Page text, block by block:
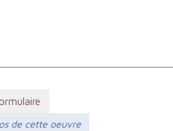
de cette oeuvre